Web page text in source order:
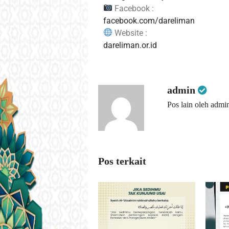
Facebook :
facebook.com/dareliman
Website :
dareliman.or.id
admin
Pos lain oleh
Pos terkait